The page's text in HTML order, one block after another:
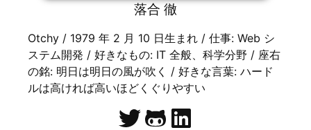
落合 徹
Otchy / 1979 年 2 月 10 日生まれ / 仕事: Web シ
ステム開発 / 好きなもの: IT 全般、科学分野 / 座右
の銘: 明日は明日の風が吹く / 好きな言葉: ハード
ルは高ければ高いほどくぐりやすい